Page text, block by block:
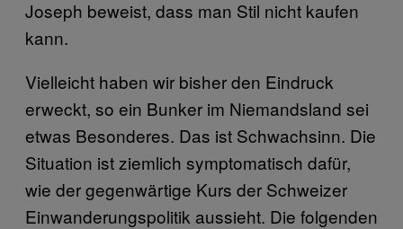
Joseph beweist, dass man Stil nicht kaufen
kann.
Vielleicht haben wir bisher den Eindruck
erweckt, so ein Bunker im Niemandsland sei
etwas Besonderes. Das ist Schwachsinn. Die
Situation ist ziemlich symptomatisch dafür,
wie der gegenwärtige Kurs der Schweizer
Einwanderungspolitik aussieht. Die folgenden